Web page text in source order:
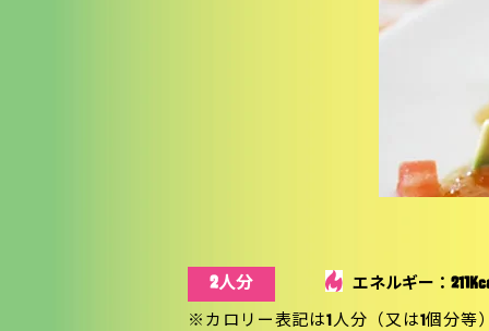
2人分 エネルギー：
※カロリー表記は1人分（又は1個分等